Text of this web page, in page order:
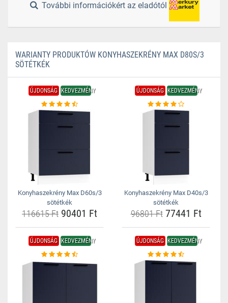
További információkért az eladótól
WARIANTY PRODUKTÓW KONYHASZEKRÉNY MAX D80S/3
SÖTÉTKÉK
ÚJDONSÁG KEDVEZMÉNY
Konyhaszekrény Max D60s/3
sötétkék
116615 Ft 90401 Ft
ÚJDONSÁG KEDVEZMÉNY
Konyhaszekrény Max D40s/3
sötétkék
96801 Ft77441 Ft
ÚJDONSÁG KEDVEZMÉNY ÚJDONSÁG KEDVEZMÉNY